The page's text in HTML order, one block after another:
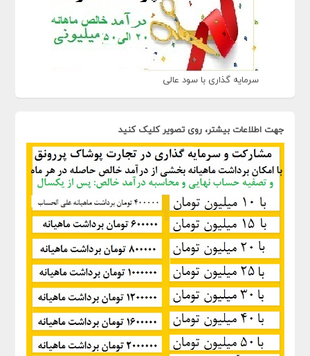
سرمایه گذاری با سود عالی
جهت اطلاعات بیشتر، روی تصویر کلیک کنید